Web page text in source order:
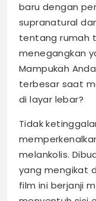
baru dengan
supranatural
tentang rumah
menegangkan
Mampukah
terbesar saat
di layar lebar?
Tidak
melankolis.
yang mengikat
film ini berjanji